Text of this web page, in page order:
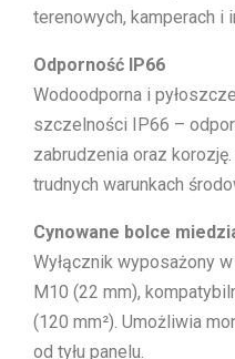
terenowych, kamperach i
Odporność IP66
Wodoodporna i
szczelności IP66 –
zabrudzenia oraz
trudnych warunkach
Cynowane bolce
Wyłącznik wyposażony
M10 (22 mm),
(120 mm²). Umożliwia
od tyłu panelu.